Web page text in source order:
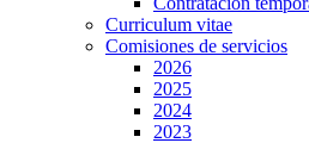
Curriculum vitae
Comisiones de servicios
2026
2025
2024
2023